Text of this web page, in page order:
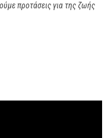
προτάσεις για της ζωής